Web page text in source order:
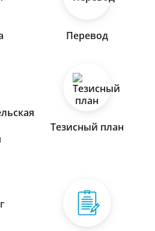
Перевод
Тезисный план